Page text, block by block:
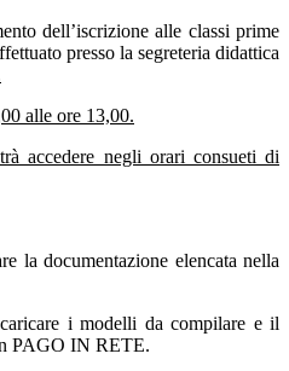
dell’iscrizione alle classi prime
presso la segreteria didattica
alle ore 13,00.
accedere negli orari consueti di
la documentazione elencata nella
i modelli da compilare e il
PAGO IN RETE.